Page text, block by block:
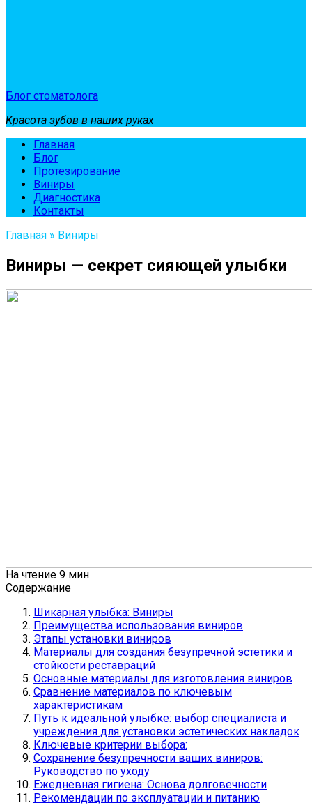
Блог стоматолога
Красота зубов в наших руках
Главная
Блог
Протезирование
Виниры
Диагностика
Контакты
Главная » Виниры
Виниры — секрет сияющей улыбки
На чтение 9 мин
Содержание
Шикарная улыбка: Виниры
Преимущества использования виниров
Этапы установки виниров
Материалы для создания безупречной эстетики и
стойкости реставраций
Основные материалы для изготовления виниров
Сравнение материалов по ключевым
характеристикам
Путь к идеальной улыбке: выбор специалиста и
учреждения для установки эстетических накладок
Ключевые критерии выбора:
Сохранение безупречности ваших виниров:
Руководство по уходу
Ежедневная гигиена: Основа долговечности
Рекомендации по эксплуатации и питанию